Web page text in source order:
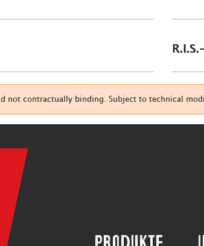
not contractually binding. Subject to technical
Produkte